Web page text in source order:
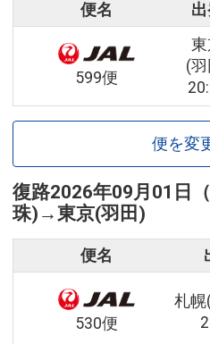
便名
599便
(
便を変
復路2026年09月01日（
珠) →東京(羽田)
便名
530便
札幌